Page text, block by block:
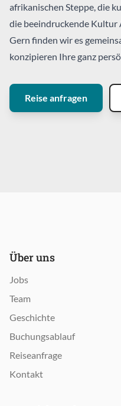
afrikanischen Steppe, die
die beeindruckende Kultur
Gern finden wir es
konzipieren Ihre ganz
Reise anfragen
Über uns
Jobs
Team
Geschichte
Buchungsablauf
Reiseanfrage
Kontakt